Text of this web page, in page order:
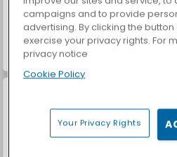
Let's Fish!
campaigns and to provide
advertising. By clicking the
exercise your privacy rights. For
privacy notice
Cookie Policy
Your Privacy Rights